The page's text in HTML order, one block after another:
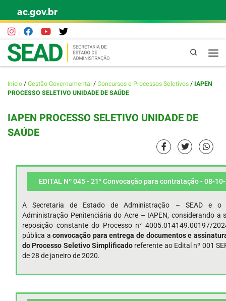
Skip to content
ac.gov.br
Pesquisa
Início/Gestão Governamental /Concursos e Processos Seletivos/IAPEN
PROCESSO SELETIVO UNIDADE DE SAÚDE
IAPEN PROCESSO SELETIVO UNIDADE DE
SAÚDE
EDITAL Nº 045 - 21° Convocação para contratação - 08-
A Secretaria de Estado de Administração – SEAD e o
Administração Penitenciária do Acre – IAPEN, considerando a
reposição constante do Processo n° 4005.014149.00197/
pública a convocação para entrega de documentos e
do Processo Seletivo Simplificado referente ao Edital nº 001
de 28 de janeiro de 2020.